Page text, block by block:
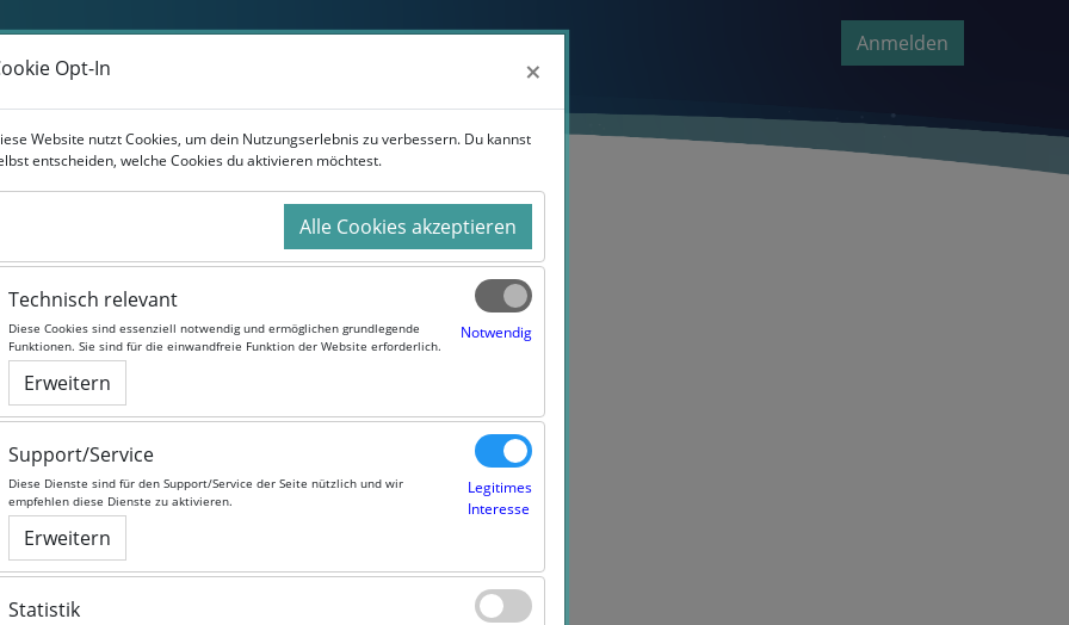
Weiterbildung Studium Für Unternehmen Anmelden
Opt-In ×
Website nutzt Cookies, um dein Nutzungserlebnis zu verbessern. Du kannst
entscheiden, welche Cookies du aktivieren möchtest.
Alle Cookies akzeptieren
Technisch relevant
Diese Cookies sind essenziell notwendig und ermöglichen grundlegende
Funktionen. Sie sind für die einwandfreie Funktion der Website erforderlich.
Notwendig
Erweitern
Support/Service
Diese Dienste sind für den Support/Service der Seite nützlich und wir
empfehlen diese Dienste zu aktivieren.
Legitimes
Interesse
Erweitern
Statistik
Opt-In ×
Website nutzt Cookies, um dein Nutzungserlebnis zu verbessern. Du kannst
entscheiden, welche Cookies du aktivieren möchtest.
Alle Cookies akzeptieren
Technisch relevant
Diese Cookies sind essenziell notwendig und ermöglichen grundlegende
Funktionen. Sie sind für die einwandfreie Funktion der Website erforderlich.
Notwendig
Erweitern
Support/Service
Diese Dienste sind für den Support/Service der Seite nützlich und wir
empfehlen diese Dienste zu aktivieren.
Legitimes
Interesse
Erweitern
Statistik